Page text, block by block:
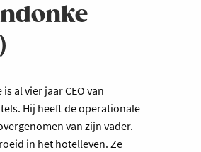
al vier jaar CEO van
Hij heeft de operationale
van zijn vader.
in het hotelleven. Ze